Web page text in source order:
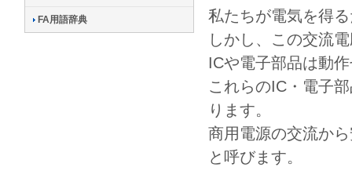
FA用語辞典
私たちが電気を得
しかし、この交流
ICや電子部品は動
これらのIC・電子
ります。
商用電源の交流か
と呼びます。